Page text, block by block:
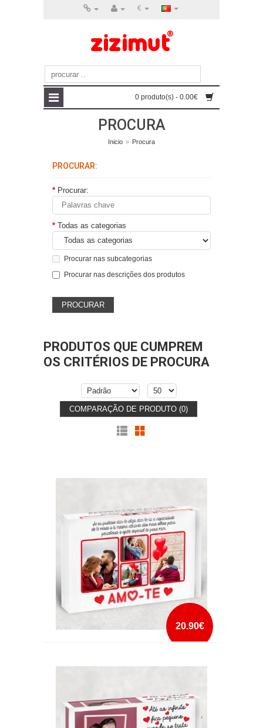
€
0 produto(s) - 0.00€
PROCURA
Inicio » Procura
PROCURAR:
Procurar:
Todas as categorias
Procurar nas subcategorias
Procurar nas descrições dos produtos
PRODUTOS QUE CUMPREM
OS CRITÉRIOS DE PROCURA
COMPARAÇÃO DE PRODUTO (0)
20.90€
mais info
add à lista